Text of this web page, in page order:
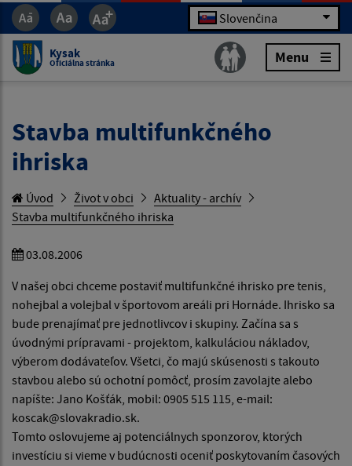
Slovenčina
Kysak
Oficiálna stránka Menu
Stavba multifunkčného
ihriska
Úvod Život v obci
Aktuality - archív
Stavba multifunkčného ihriska
03.08.2006
V našej obci chceme postaviť multifunkčné ihrisko pre tenis,
nohejbal a volejbal v športovom areáli pri Hornáde. Ihrisko sa
bude prenajímať pre jednotlivcov i skupiny. Začína sa s
úvodnými prípravami - projektom, kalkuláciou nákladov,
výberom dodávateľov. Všetci, čo majú skúsenosti s takouto
stavbou alebo sú ochotní pomôcť, prosím zavolajte alebo
napíšte: Jano Košťák, mobil: 0905 515 115, e-mail:
koscak@slovakradio.sk.
Tomto oslovujeme aj potenciálnych sponzorov, ktorých
investíciu si vieme v budúcnosti oceniť poskytovaním časových